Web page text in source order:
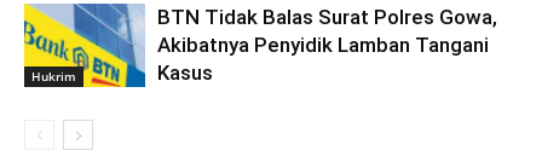
Hukrim
BTN Tidak Balas Surat Polres Gowa,
Akibatnya Penyidik Lamban Tangani
Kasus